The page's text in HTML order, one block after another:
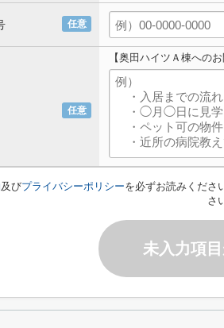
任意
任意
【奥田ハイツＡ棟へのお
及びプライバシーポリシーを必ずお読みくださ
さ
未入力項